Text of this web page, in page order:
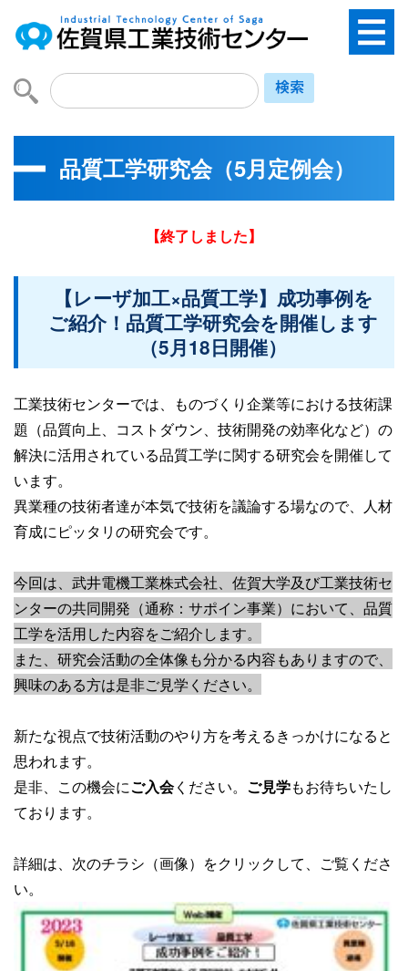
品質工学研究会（5月定例会）
【終了しました】
【レーザ加工×品質工学】成功事例を
ご紹介！品質工学研究会を開催します
（5月18日開催）
工業技術センターでは、ものづくり企業等における技術課
題（品質向上、コストダウン、技術開発の効率化など）の
解決に活用されている品質工学に関する研究会を開催して
います。
異業種の技術者達が本気で技術を議論する場なので、人材
育成にピッタリの研究会です。
今回は、武井電機工業株式会社、佐賀大学及び工業技術セ
ンターの共同開発（通称：サポイン事業）において、品質
工学を活用した内容をご紹介します。
また、研究会活動の全体像も分かる内容もありますので、
興味のある方は是非ご見学ください。
新たな視点で技術活動のやり方を考えるきっかけになると
思われます。
是非、この機会にご入会ください。 ご見学もお待ちいたし
ております。
詳細は、次のチラシ（画像）をクリックして、ご覧くださ
い。